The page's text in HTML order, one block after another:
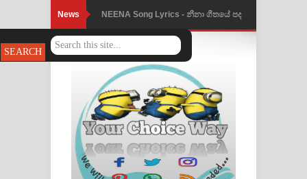
News NEENA Song Lyrics - නීනා ගීතයේ පද
පෙළ
Ahimi Wimai Himi Song Lyrics - අහිමි
විමයි හිමි ගීතයේ පද පෙළ
Mathaka Parana Song Lyrics - මතක
පාරනා ගීතයේ පද පෙළ